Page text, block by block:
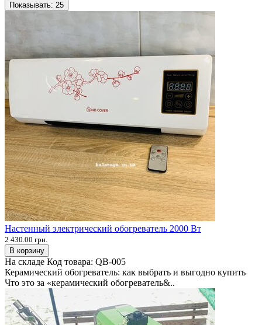
Показывать: 25
Настенный электрический обогреватель 2000 Вт
2 430.00 грн.
В корзину
На складе Код товара: QB-005
Керамический обогреватель: как выбрать и выгодно купить
Что это за «керамический обогреватель&..